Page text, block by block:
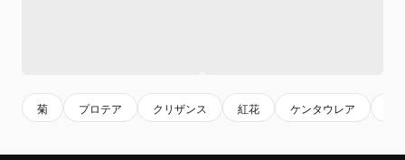
菊 プロテア クリザンス 紅花 ケンタウレア